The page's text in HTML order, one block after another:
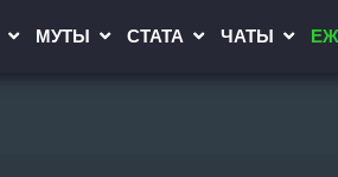
МУТЫ СТАТА ЧАТЫ